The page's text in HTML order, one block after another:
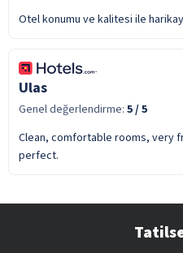
Otel konumu ve kalitesi ile
Ulas
Genel değerlendirme: 5/ 5
Clean, comfortable rooms, very
perfect.